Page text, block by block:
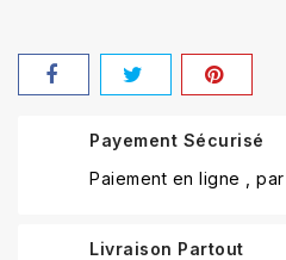
Payement Sécurisé
Paiement en ligne ,
Livraison Partout